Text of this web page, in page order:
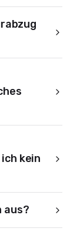
kein
aus?